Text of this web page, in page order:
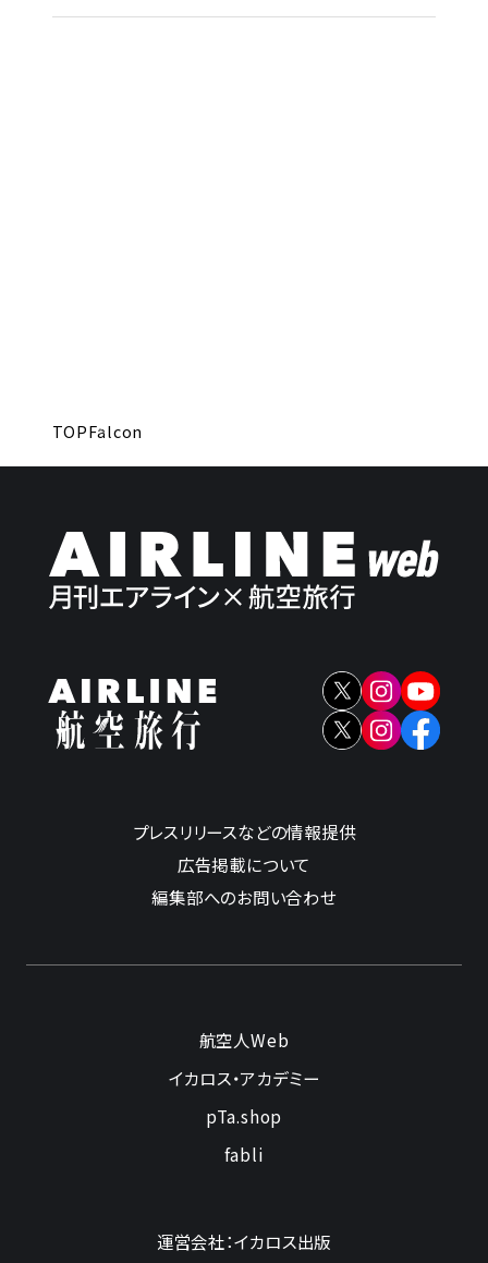
TOPFalcon
プレスリリースなどの情報提供
広告掲載について
編集部へのお問い合わせ
航空人Web
イカロス・アカデミー
pTa.shop
fabli
運営会社：イカロス出版